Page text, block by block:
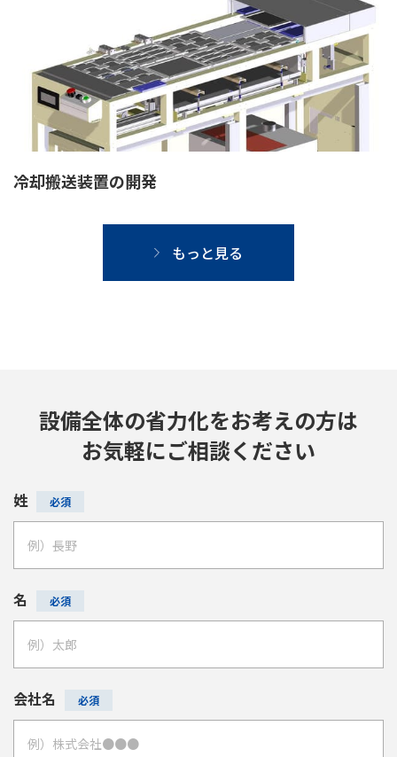
冷却搬送装置の開発
もっと見る
設備全体の省力化をお考えの方は
お気軽にご相談ください
姓
名
会社名